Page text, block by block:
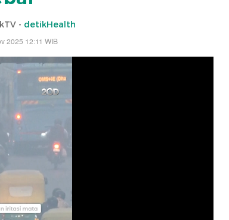
- detikHealth
2025 12:11 WIB